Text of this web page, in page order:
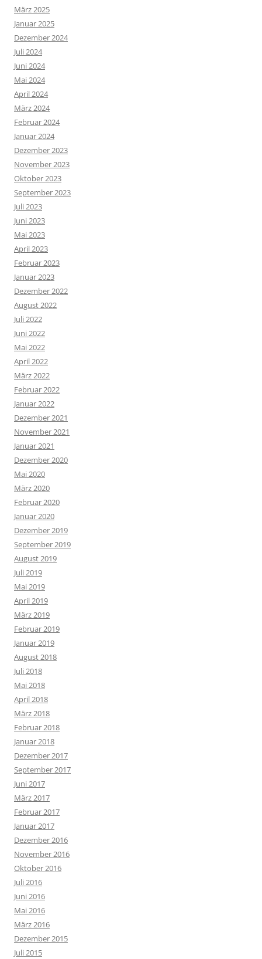
März 2025
Januar 2025
Dezember 2024
Juli 2024
Juni 2024
Mai 2024
April 2024
März 2024
Februar 2024
Januar 2024
Dezember 2023
November 2023
Oktober 2023
September 2023
Juli 2023
Juni 2023
Mai 2023
April 2023
Februar 2023
Januar 2023
Dezember 2022
August 2022
Juli 2022
Juni 2022
Mai 2022
April 2022
März 2022
Februar 2022
Januar 2022
Dezember 2021
November 2021
Januar 2021
Dezember 2020
Mai 2020
März 2020
Februar 2020
Januar 2020
Dezember 2019
September 2019
August 2019
Juli 2019
Mai 2019
April 2019
März 2019
Februar 2019
Januar 2019
August 2018
Juli 2018
Mai 2018
April 2018
März 2018
Februar 2018
Januar 2018
Dezember 2017
September 2017
Juni 2017
März 2017
Februar 2017
Januar 2017
Dezember 2016
November 2016
Oktober 2016
Juli 2016
Juni 2016
Mai 2016
März 2016
Dezember 2015
Juli 2015